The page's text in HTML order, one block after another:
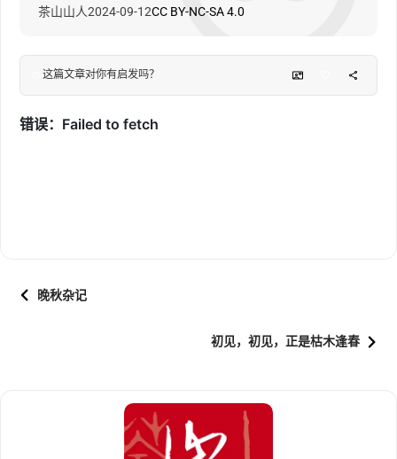
茶山山人2024-09-12CC BY-NC-SA 4.0
这篇文章对你有启发吗？
晚秋杂记
初见，初见，正是枯木逢春